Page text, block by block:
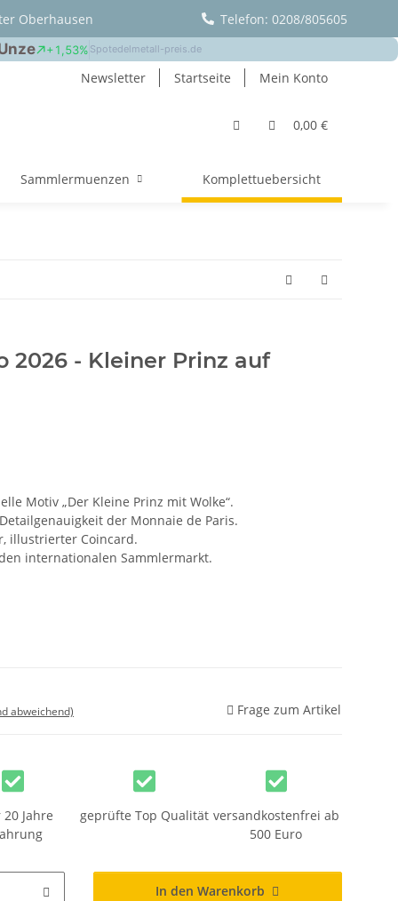
Oberhausen Telefon: 0208/805605
Newsletter Startseite Mein Konto
0,00 €
Sammlermuenzen Komplettuebersicht
2026 - Kleiner Prinz auf
Motiv „Der Kleine Prinz mit Wolke“.
der Monnaie de Paris.
illustrierter Coincard.
internationalen Sammlermarkt.
abweichend) Frage zum Artikel
Jahre
geprüfte Top Qualität versandkostenfrei ab
500 Euro
In den Warenkorb